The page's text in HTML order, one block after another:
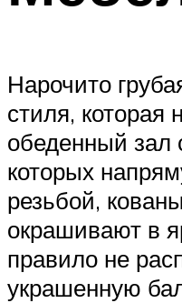
Нарочито
стиля,
обеденный зал
которых
резьбой,
окрашивают в
правило не
украшенную